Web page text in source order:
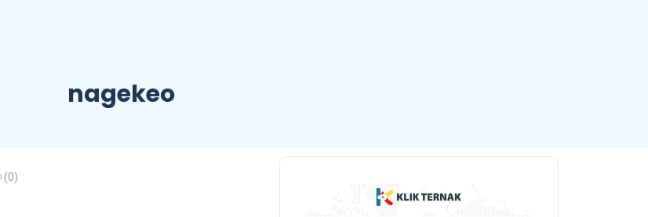
nagekeo
(0)